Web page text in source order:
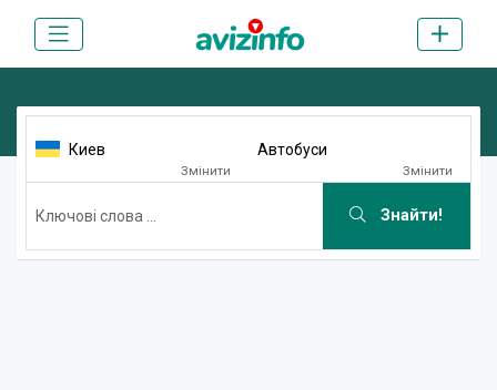
Киев
Змінити
Aвтобуси
Змінити
Знайти!